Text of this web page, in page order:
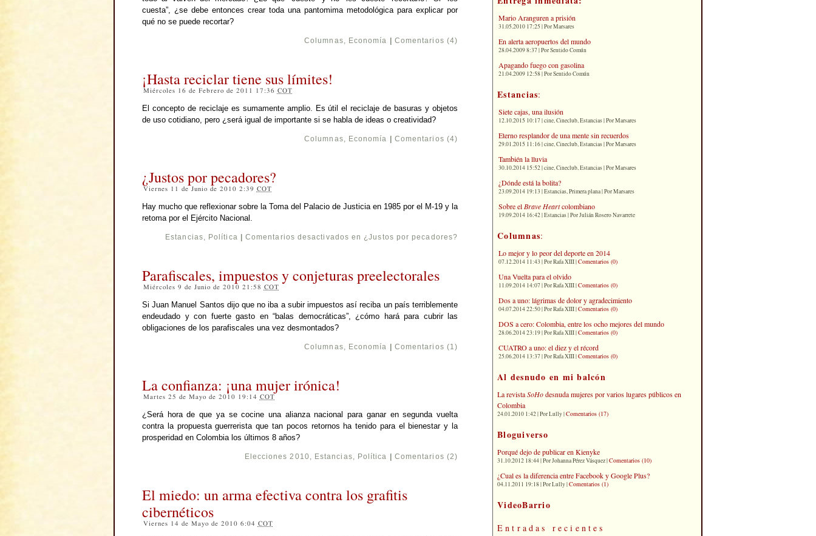
cuesta”, ¿se debe entonces crear toda una pantomima metodológica para explicar por
qué no se puede recortar?
Columnas, Economía Comentarios (4)
¡Hasta reciclar tiene sus límites!
Miércoles 16 de Febrero de 2011 17:36 COT
El concepto de reciclaje es sumamente amplio. Es útil el reciclaje de basuras y objetos
de uso cotidiano, pero ¿será igual de importante si se habla de ideas o creatividad?
Columnas, Economía Comentarios (4)
¿Justos por pecadores?
Viernes 11 de Junio de 2010 2:39 COT
Hay mucho que reflexionar sobre la Toma del Palacio de Justicia en 1985 por el M-19 y la
retoma por el Ejército Nacional.
Estancias, Política Comentarios desactivados en ¿Justos por pecadores?
Parafiscales, impuestos y conjeturas preelectorales
Miércoles 9 de Junio de 2010 21:58 COT
Si Juan Manuel Santos dijo que no iba a subir impuestos así reciba un país terriblemente
endeudado y con fuerte gasto en “balas democráticas”, ¿cómo hará para cubrir las
obligaciones de los parafiscales una vez desmontados?
Columnas, Economía Comentarios (1)
La confianza: ¡una mujer irónica!
Martes 25 de Mayo de 2010 19:14 COT
¿Será hora de que ya se cocine una alianza nacional para ganar en segunda vuelta
contra la propuesta guerrerista que tan pocos retornos ha tenido para el bienestar y la
prosperidad en Colombia los últimos 8 años?
Elecciones 2010, Estancias, Política Comentarios (2)
El miedo: un arma efectiva contra los grafitis
cibernéticos
Viernes 14 de Mayo de 2010 6:04 COT
Mario Aranguren a prisión
31.05.2010 17:25 | Por Marsares
En alerta aeropuertos del mundo
28.04.2009 8:37 | Por Sentido Común
Apagando fuego con gasolina
21.04.2009 12:58 | Por Sentido Común
Estancias:
Siete cajas, una ilusión
12.10.2015 10:17 | cine, Cineclub, Estancias | Por Marsares
Eterno resplandor de una mente sin recuerdos
29.01.2015 11:16 | cine, Cineclub, Estancias | Por Marsares
También la lluvia
30.10.2014 15:52 | cine, Cineclub, Estancias | Por Marsares
¿Dónde está la bolita?
23.09.2014 19:13 | Estancias, Primera plana | Por Marsares
Sobre el Brave Heartcolombiano
19.09.2014 16:42 | Estancias | Por Julián Rosero Navarrete
Columnas:
Lo mejor y lo peor del deporte en 2014
07.12.2014 11:43 | Por Rafa XIII |Comentarios (0)
Una Vuelta para el olvido
11.09.2014 14:07 | Por Rafa XIII |Comentarios (0)
Dos a uno: lágrimas de dolor y agradecimiento
04.07.2014 22:50 | Por Rafa XIII |Comentarios (0)
DOS a cero: Colombia, entre los ocho mejores del mundo
28.06.2014 23:19 | Por Rafa XIII |Comentarios (0)
CUATRO a uno: el diez y el récord
25.06.2014 13:37 | Por Rafa XIII |Comentarios (0)
Al desnudo en mi balcón
La revistaSoHodesnuda mujeres por varios lugares públicos en
Colombia
24.01.2010 1:42 | Por Lully |Comentarios (17)
Bloguiverso
Porqué dejo de publicar en Kienyke
31.10.2012 18:44 | Por Johanna Pérez Vásquez |Comentarios (10)
¿Cual es la diferencia entre Facebook y Google Plus?
04.11.2011 19:18 | Por Lully |Comentarios (1)
VideoBarrio
Entradas recientes